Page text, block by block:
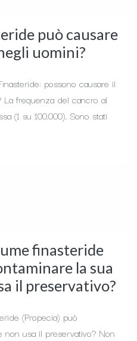
può causare
uomini?
possono causare il
frequenza del cancro al
(1 su 100.000). Sono stati
finasteride
la sua
il preservativo?
(Propecia) può
non usa il preservativo? Non